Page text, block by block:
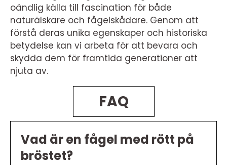
oändlig källa till fascination för både
naturälskare och fågelskådare. Genom att
förstå deras unika egenskaper och historiska
betydelse kan vi arbeta för att bevara och
skydda dem för framtida generationer att
njuta av.
FAQ
Vad är en fågel med rött på
bröstet?